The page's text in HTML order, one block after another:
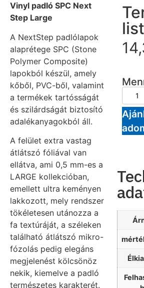
Vinyl padló SPC Next
Step Large
A NextStep padlólapok
alaprétege SPC (Stone
Polymer Composite)
lapokból készül, amely
kőből, PVC-ből, valamint
a termékek tartósságát
és szilárdságát biztosító
adalékanyagokból áll.
A felület extra vastag
átlátszó fóliával van
ellátva, ami 0,5 mm-es a
LARGE kollekcióban,
emellett ultra keményen
lakkozott, mely rendszer
tökéletesen utánozza a
fa textúráját, a széleken
található átlátszó mikro-
fózolás pedig elegáns
megjelenést kölcsönöz
nekik, kiemelve a padló
természetes karakterét.